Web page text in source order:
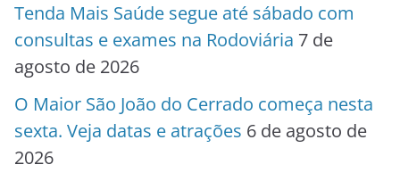
Tenda Mais Saúde segue até sábado com
consultas e exames na Rodoviária 7 de
agosto de 2026
O Maior São João do Cerrado começa nesta
sexta. Veja datas e atrações 6 de agosto de
2026